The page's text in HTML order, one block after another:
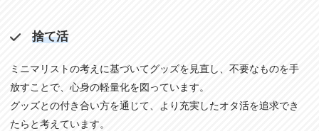
捨て活
ミニマリストの考えに基づいてグッズを見直し、不要なものを手
放すことで、心身の軽量化を図っています。
グッズとの付き合い方を通じて、より充実したオタ活を追求でき
たらと考えています。